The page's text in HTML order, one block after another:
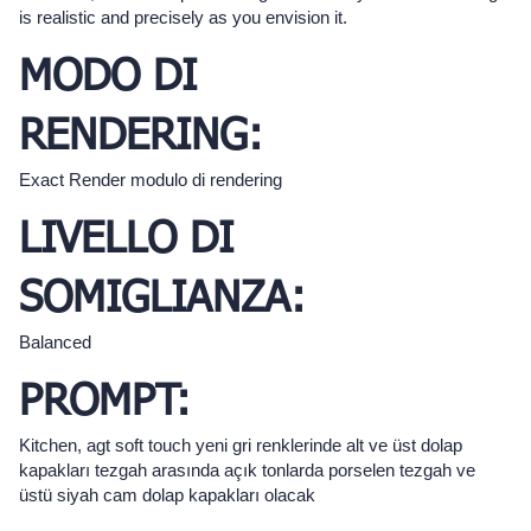
is realistic and precisely as you envision it.
MODO DI
RENDERING:
Exact Render modulo di rendering
LIVELLO DI
SOMIGLIANZA:
Balanced
PROMPT:
Kitchen, agt soft touch yeni gri renklerinde alt ve üst dolap
kapakları tezgah arasında açık tonlarda porselen tezgah ve
üstü siyah cam dolap kapakları olacak